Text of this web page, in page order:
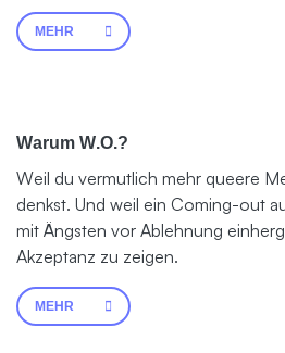
MEHR
Warum W.O.?
Weil du vermutlich mehr queere
denkst. Und weil ein Coming-out
mit Ängsten vor Ablehnung
Akzeptanz zu zeigen.
MEHR